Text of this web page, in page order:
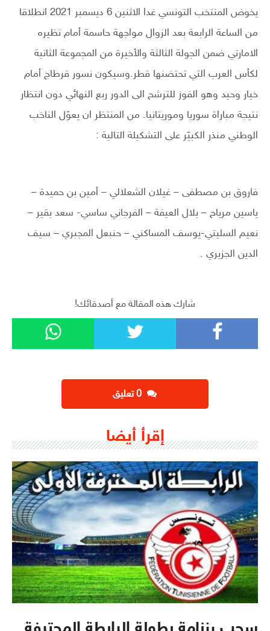
يخوض المنتخب التونسي غدا الاثنين 6 ديسمبر 2021 انطلاقا
من الساعة الرابعة بعد الزوال مواجهة حاسمة أمام نظيره
الامارتي ضمن الجولة الثالثة والأخيرة من المجموعة الثانية
لكأس العرب التي تحتضنها قطر.وسيكون نسور قرطاج أمام
خيار وحيد وهو الفوز للترشح الى الدور ربع النهائي دون انتظار
نتيجة مباراة سوريا وموريتانيا. من المنتظر ان يعوّل الناخب
الوطني منذر الكبيّر على التشكيلة التالية :
فاروق بن مصطفى – غيلان الشعلالي – أمين بن حميدة –
ياسين مرياح – بلال العيفة – الفرجاني ساسي- سعد بقير –
نعيم السليتي-يوسف المساكني – حنبعل المجبري – سيف
الدين الجزيري .
شارك هذه المقالة مع أصدقائك!
إقرأ أيضا